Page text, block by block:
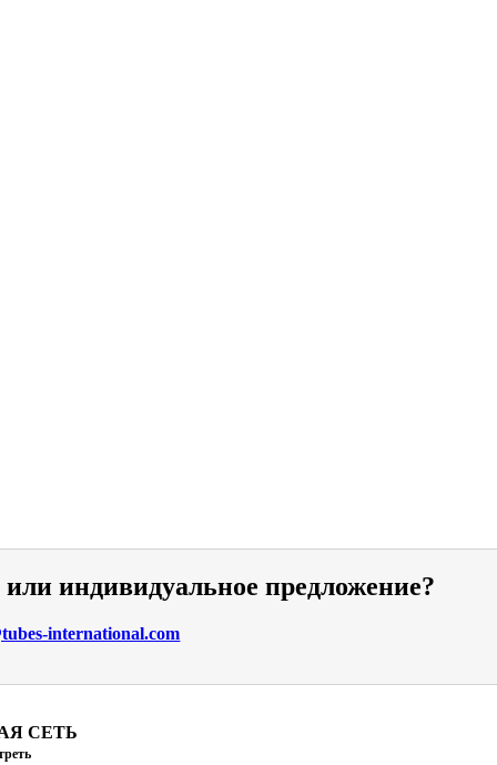
индивидуальное предложение?
international.com
СЕТЬ